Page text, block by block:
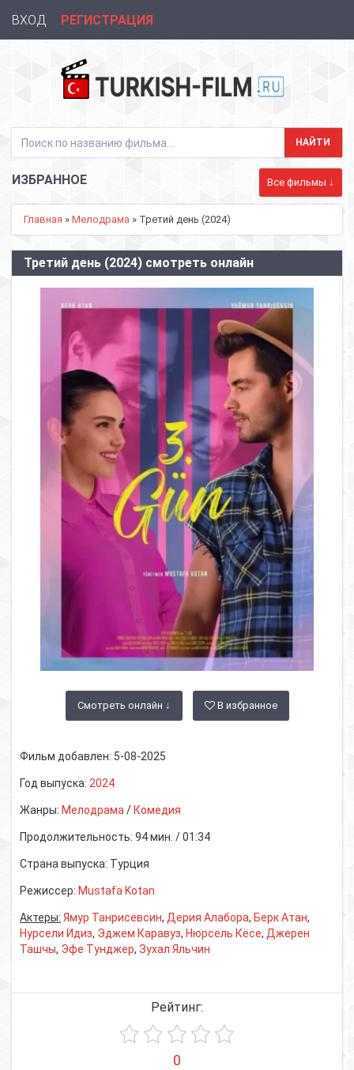
ВХОД РЕГИСТРАЦИЯ
ИЗБРАННОЕ Все фильмы ↓
Главная » Мелодрама » Третий день (2024)
Третий день (2024) смотреть онлайн
Смотреть онлайн ↓ В избранное
Фильм добавлен: 5-08-2025
Год выпуска: 2024
Жанры: Мелодрама / Комедия
Продолжительность: 94 мин. / 01:34
Страна выпуска: Турция
Режиссер: Mustafa Kotan
Актеры: Ямур Танрисевсин, Дерия Алабора, Берк Атан,
Нурсели Идиз, Эджем Каравуз, Нюрсель Кёсе, Джерен
Ташчы, Эфе Тунджер, Зухал Яльчин
Рейтинг:
0